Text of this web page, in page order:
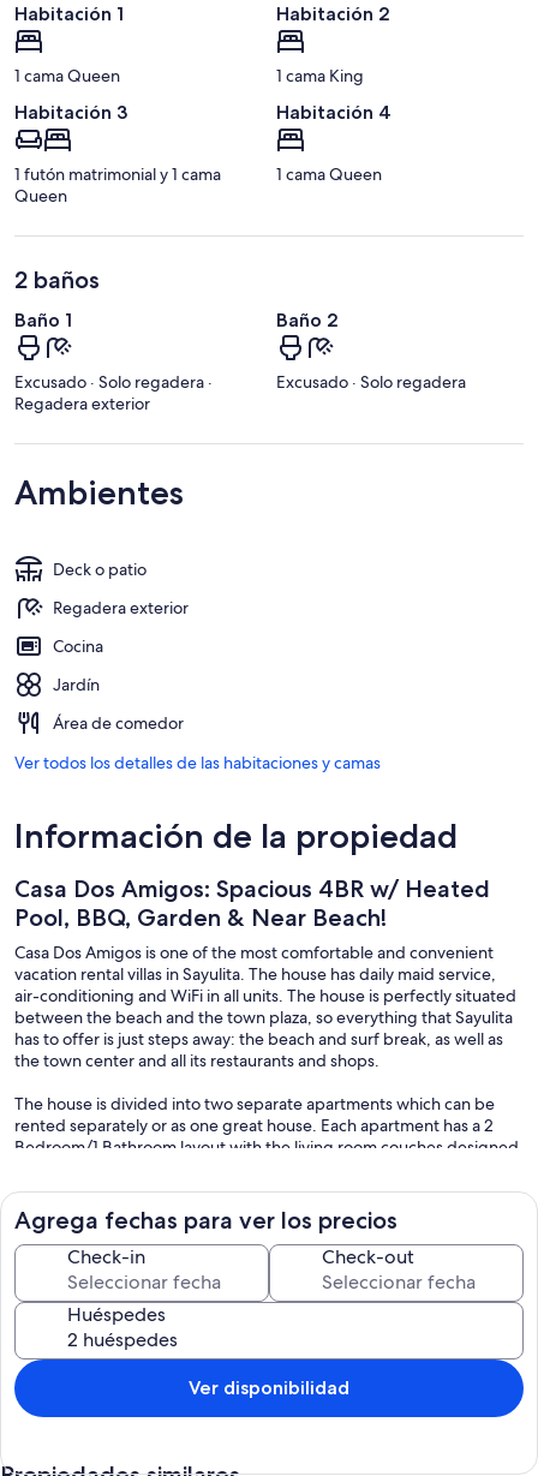
Habitación 1
1 cama Queen
Habitación 2
1 cama King
Habitación 3
1 futón matrimonial y 1 cama
Queen
Habitación 4
1 cama Queen
2 baños
Baño 1
Excusado · Solo regadera ·
Regadera exterior
Baño 2
Excusado · Solo regadera
Ambientes
Deck o patio
Regadera exterior
Cocina
Jardín
Área de comedor
Ver todos los detalles de las habitaciones y camas
Información de la propiedad
Casa Dos Amigos: Spacious 4BR w/ Heated
Pool, BBQ, Garden & Near Beach!
Casa Dos Amigos is one of the most comfortable and convenient
vacation rental villas in Sayulita. The house has daily maid service,
air-conditioning and WiFi in all units. The house is perfectly situated
between the beach and the town plaza, so everything that Sayulita
has to offer is just steps away: the beach and surf break, as well as
the town center and all its restaurants and shops.
The house is divided into two separate apartments which can be
rented separately or as one great house. Each apartment has a 2
Bedroom/1 Bathroom layout with the living room couches designed
upstairs has a king size bed. The other bedrooms have queen beds.
The kitchen is fully equipped to cook meals at home. The backyard
with heated pool and BBQ area can be accessed by both
apartments. Despite the central location, your privacy and a tranquil
environment are assured due to the house's elegant architectural
design.
Agrega fechas para ver los precios
Check-in Check-out
Huéspedes
Ver disponibilidad